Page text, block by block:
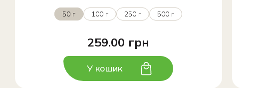
50 г 100 г 250 г 500 г
259.00 грн
У кошик